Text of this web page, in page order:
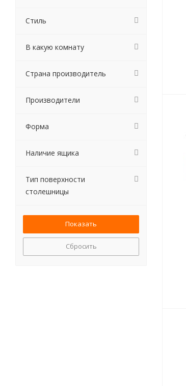
Стиль
В какую комнату
Страна производитель
Производители
Форма
Наличие ящика
Тип поверхности
столешницы
Сбросить